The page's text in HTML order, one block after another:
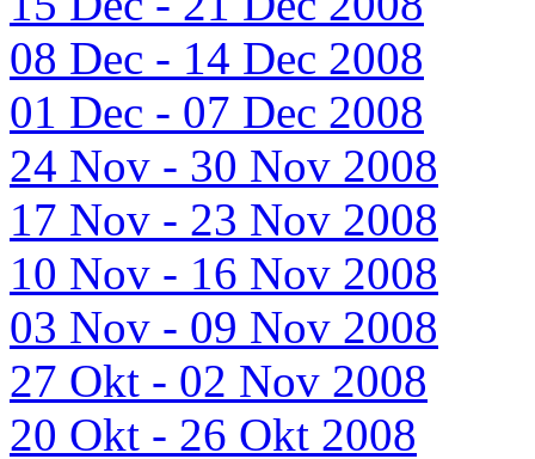
08 Dec - 14 Dec 2008
01 Dec - 07 Dec 2008
24 Nov - 30 Nov 2008
17 Nov - 23 Nov 2008
10 Nov - 16 Nov 2008
03 Nov - 09 Nov 2008
27 Okt - 02 Nov 2008
20 Okt - 26 Okt 2008